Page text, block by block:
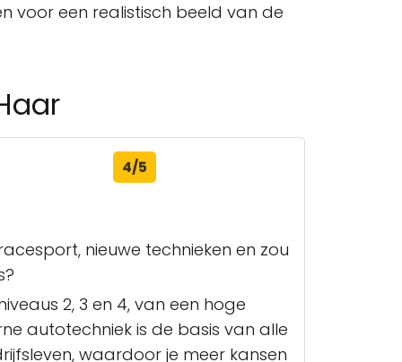
voor een realistisch beeld van de
4/5
nieuwe technieken en zou
2, 3 en 4, van een hoge
autotechniek is de basis van alle
waardoor je meer kansen